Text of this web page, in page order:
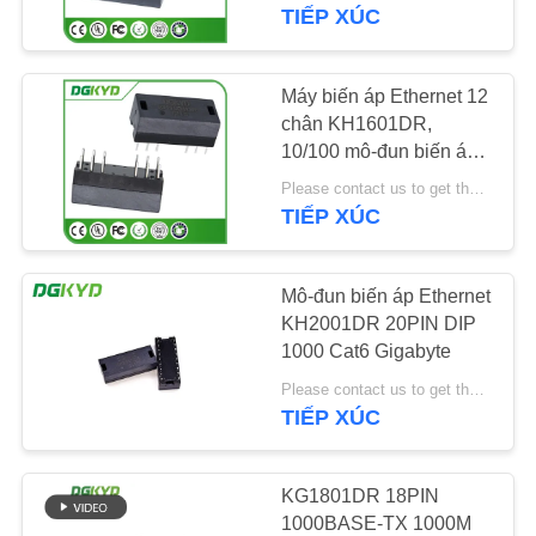
CHÚNG
THAM
QUAN
NHÀ
MÁY
CHẤT
LƯỢNG
RJ45 nhiều cổng kết
nối
101
Cổng đơn RJ45
TIẾP XÚC
Máy biến áp Ethernet 12
chân KH1601DR,
10/100 mô-đun biến áp
ethernet
Please contact us to get the latest price. MOQ:1 miếng
TIẾP XÚC
Mô-đun biến áp Ethernet
KH2001DR 20PIN DIP
1000 Cat6 Gigabyte
TIẾP XÚC
KG1801DR 18PIN
1000BASE-TX 1000M